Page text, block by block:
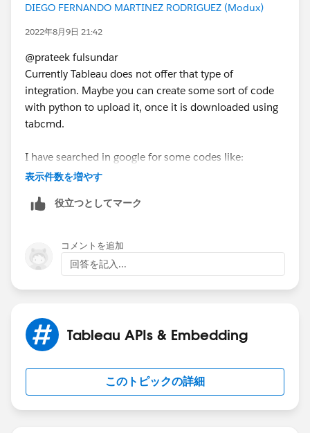
DIEGO FERNANDO MARTINEZ RODRIGUEZ (Modux)
2022年8月9日 21:42
@prateek fulsundar​
Currently Tableau does not offer that type of
integration. Maybe you can create some sort of code
with python to upload it, once it is downloaded using
tabcmd.
I have searched in google for some codes like:
https://www.quickprogrammingtips.com/azure/how-
python.html
If this post resolves the question, would you be so
kind to "Select as Best"?. This will help other users find
the same answer/resolution and help community keep
track of answered questions. Thank you.
Regards,
Tableau Visionary and Forums Ambassador
表示件数を増やす
役立つとしてマーク
コメントを追加
回答を記入...
Tableau APIs & Embedding
このトピックの詳細